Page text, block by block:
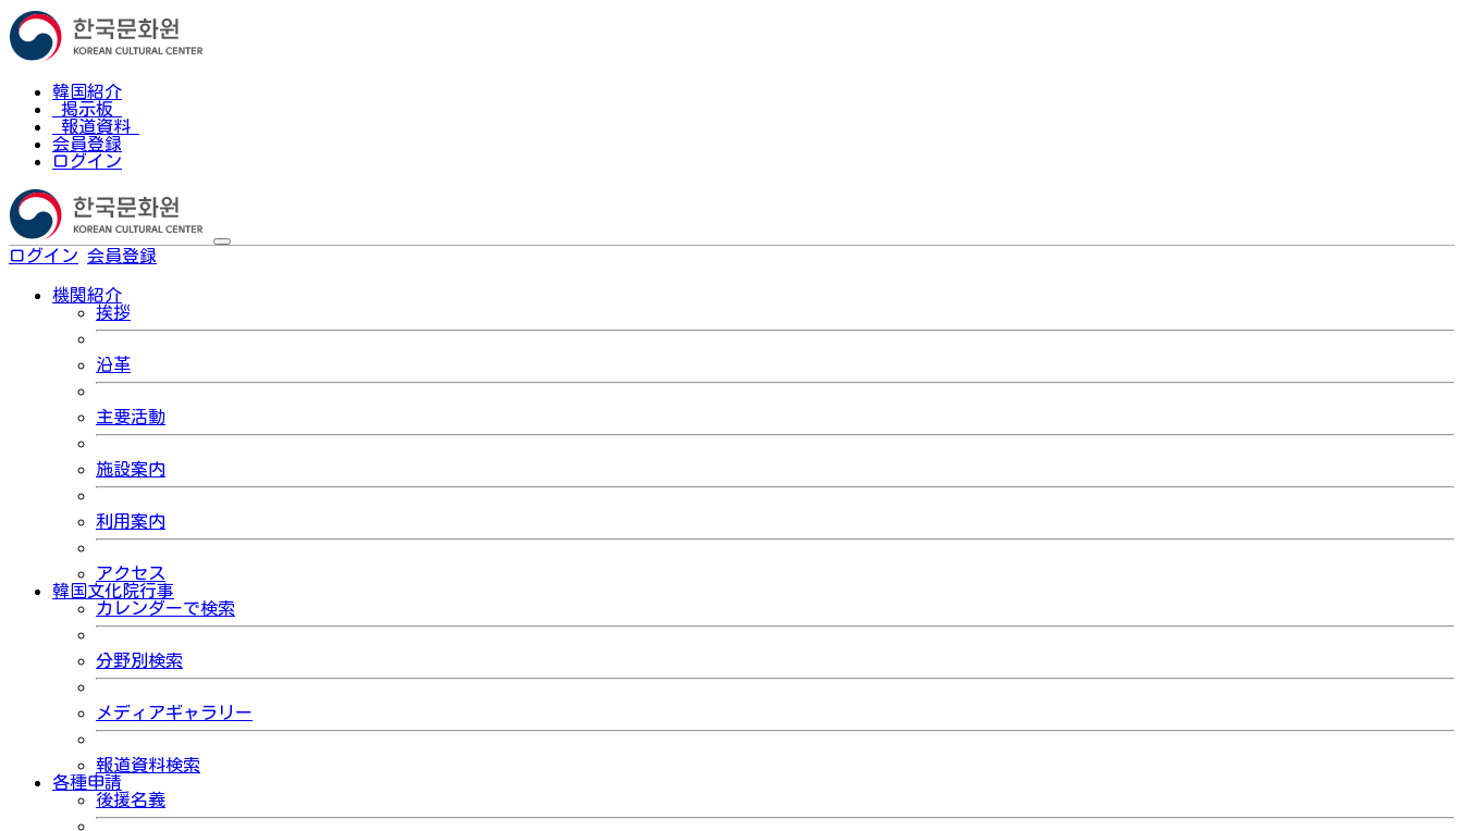
韓国紹介
掲示板
報道資料
会員登録
ログイン
ログイン 会員登録
機関紹介
挨拶
沿革
主要活動
施設案内
利用案内
アクセス
韓国文化院行事
カレンダーで検索
分野別検索
メディアギャラリー
報道資料検索
各種申請
後援名義